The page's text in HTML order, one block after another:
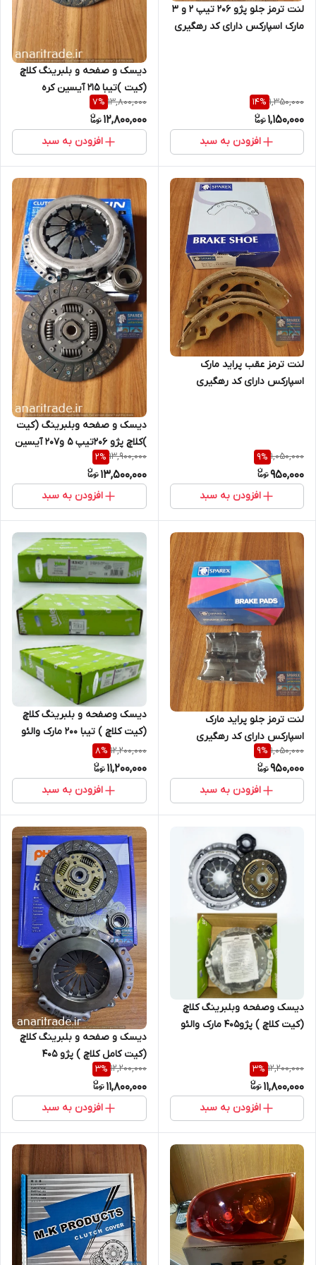
لنت ترمز جلو پژو 206 تیپ 2 و 3
مارک اسپارکس دارای کد رهگیری
1,350,000
14%
1,150,000
افزودن به سبد
دیسک و صفحه و بلبرینگ کلاچ
(کیت )تیبا 215 آیسین کره
13,800,000
7%
12,800,000
افزودن به سبد
لنت ترمز عقب پراید مارک
اسپارکس دارای کد رهگیری
1,050,000
9%
950,000
افزودن به سبد
دیسک و صفحه وبلبرینگ (کیت
)کلاچ پژو 206تیپ 5 و207 آیسین
کره
13,900,000
2%
13,500,000
افزودن به سبد
لنت ترمز جلو پراید مارک
اسپارکس دارای کد رهگیری
1,050,000
9%
950,000
افزودن به سبد
دیسک وصفحه و بلبرینگ کلاچ
(کیت کلاچ ) تیبا 200 مارک والئو
کره اصلی (سبز)
12,200,000
8%
11,200,000
افزودن به سبد
دیسک وصفحه وبلبرینگ کلاچ
(کیت کلاچ ) پژو405 مارک والئو
12,200,000
3%
11,800,000
افزودن به سبد
دیسک و صفحه و بلبرینگ کلاچ
(کیت کامل کلاچ ) پژو 405
وسمند مارک والئو آبی
12,200,000
3%
11,800,000
افزودن به سبد